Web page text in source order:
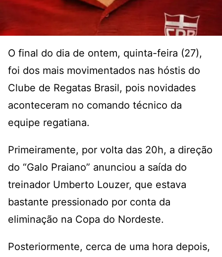
O final do dia de ontem, quinta-feira (27),
foi dos mais movimentados nas hóstis do
Clube de Regatas Brasil, pois novidades
aconteceram no comando técnico da
equipe regatiana.
Primeiramente, por volta das 20h, a direção
do “Galo Praiano” anunciou a saída do
treinador Umberto Louzer, que estava
bastante pressionado por conta da
eliminação na Copa do Nordeste.
Posteriormente, cerca de uma hora depois,